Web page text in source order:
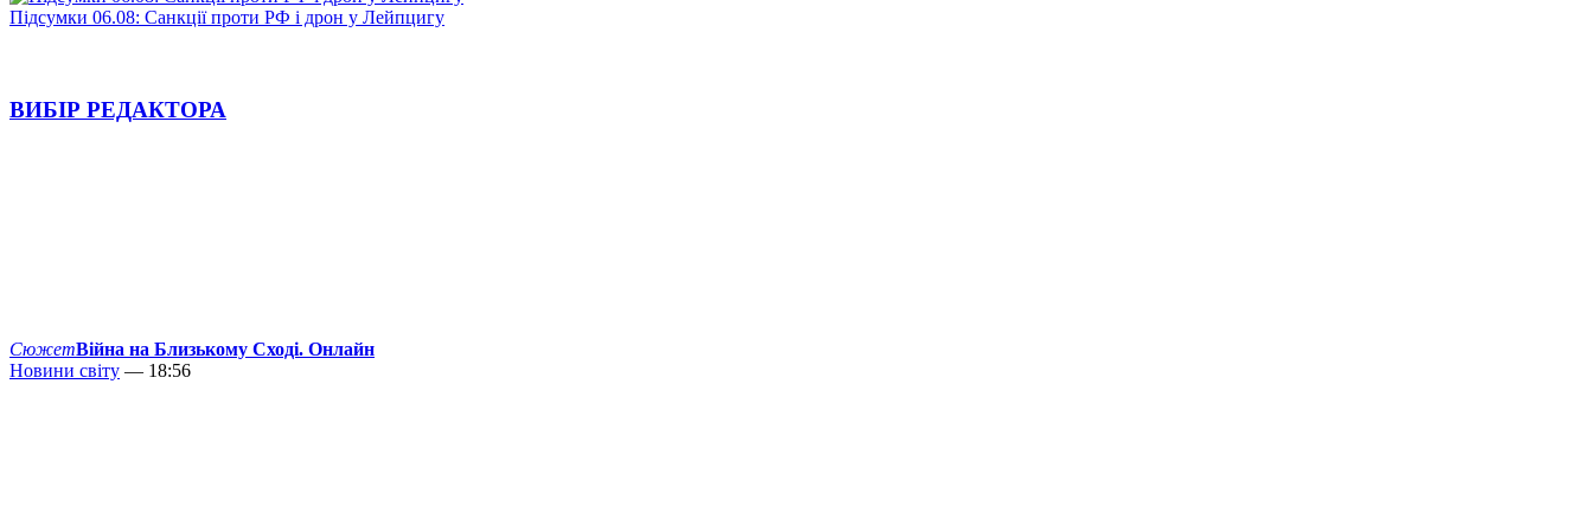
Підсумки 06.08: Санкції проти РФ і дрон у Лейпцигу
ВИБІР РЕДАКТОРА
СюжетВійна на Близькому Сході. Онлайн
Новини світу — 18:56